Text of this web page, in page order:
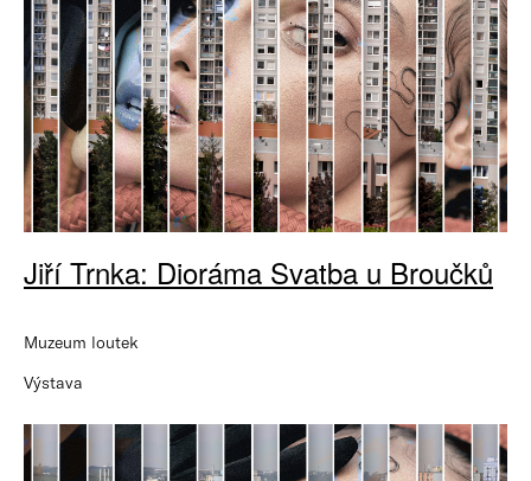
Jiří Trnka: Dioráma Svatba u Broučků
Muzeum loutek
Výstava